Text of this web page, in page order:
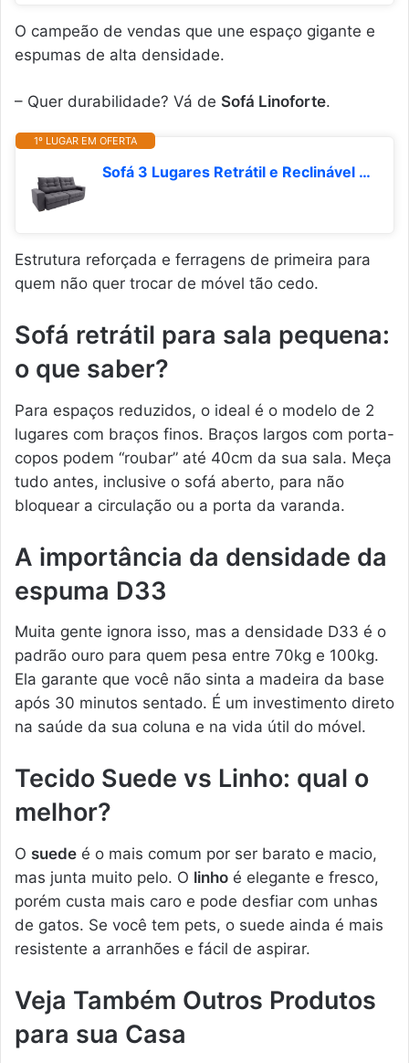
O campeão de vendas que une espaço gigante e
espumas de alta densidade.
– Quer durabilidade? Vá de Sofá Linoforte.
1º LUGAR EM OFERTA
Sofá 3 Lugares Retrátil e Reclinável Biarritz Suede Grafite
Estrutura reforçada e ferragens de primeira para
quem não quer trocar de móvel tão cedo.
Sofá retrátil para sala pequena:
o que saber?
Para espaços reduzidos, o ideal é o modelo de 2
lugares com braços finos. Braços largos com porta-
copos podem “roubar” até 40cm da sua sala. Meça
tudo antes, inclusive o sofá aberto, para não
bloquear a circulação ou a porta da varanda.
A importância da densidade da
espuma D33
Muita gente ignora isso, mas a densidade D33 é o
padrão ouro para quem pesa entre 70kg e 100kg.
Ela garante que você não sinta a madeira da base
após 30 minutos sentado. É um investimento direto
na saúde da sua coluna e na vida útil do móvel.
Tecido Suede vs Linho: qual o
melhor?
O suede é o mais comum por ser barato e macio,
mas junta muito pelo. O linho é elegante e fresco,
porém custa mais caro e pode desfiar com unhas
de gatos. Se você tem pets, o suede ainda é mais
resistente a arranhões e fácil de aspirar.
Veja Também Outros Produtos
para sua Casa